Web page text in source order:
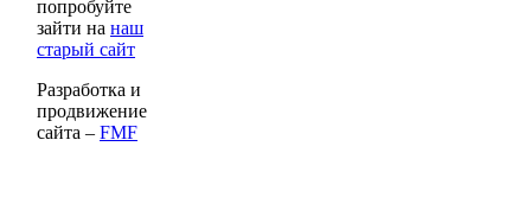
попробуйте
зайти на наш
старый сайт
Разработка и
продвижение
сайта – FMF